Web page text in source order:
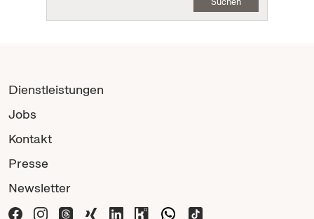
Dienstleistungen
Jobs
Kontakt
Presse
Newsletter